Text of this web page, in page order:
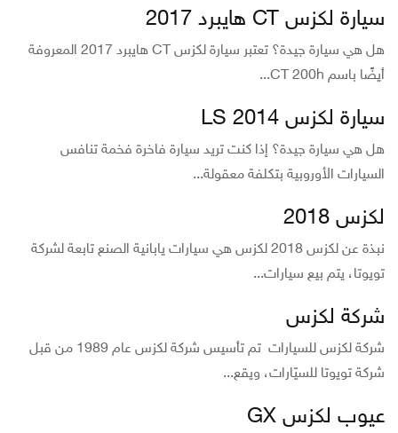
سيارة لكزس CT هايبرد 2017
هل هي سيارة جيدة؟ تعتبر سيارة لكزس CT هايبرد 2017 المعروفة
أيضًا باسم CT 200h...
سيارة لكزس LS 2014
هل هي سيارة جيدة؟ إذا كنت تريد سيارة فاخرة فخمة تنافس
السيارات الأوروبية بتكلفة معقولة...
لكزس 2018
نبذة عن لكزس 2018 لكزس هي سيارات يابانية الصنع تابعة لشركة
تويوتا، يتم بيع سيارات...
شركة لكزس
شركة لكزس للسيارات تم تأسيس شركة لكزس عام 1989 من قبل
شركة تويوتا للسيّارات، ويقع...
عيوب لكزس GX